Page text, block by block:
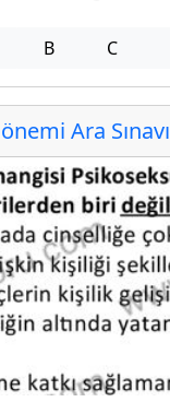
B C
Ara Sınavı